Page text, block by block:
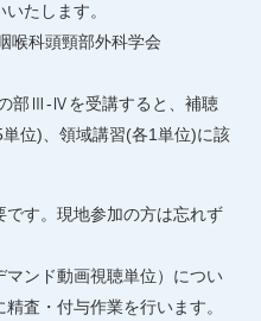
たします。
喉科頭頸部外科学会
部Ⅲ-Ⅳを受講すると、補聴
位)、領域講習(各1単位)に該
す。現地参加の方は忘れず
ンド動画視聴単位）につい
査・付与作業を行います。